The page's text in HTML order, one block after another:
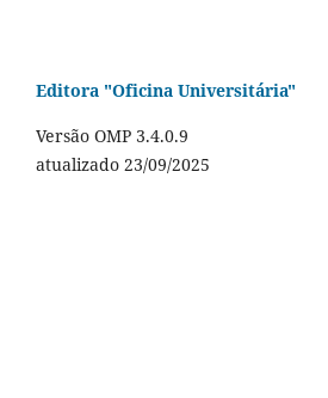
Editora "Oficina Universitária"
Versão OMP 3.4.0.9
atualizado 23/09/2025